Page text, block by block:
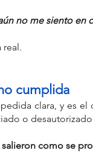
no me siento en
real.
cumplida
clara, y es el
o
salieron como se